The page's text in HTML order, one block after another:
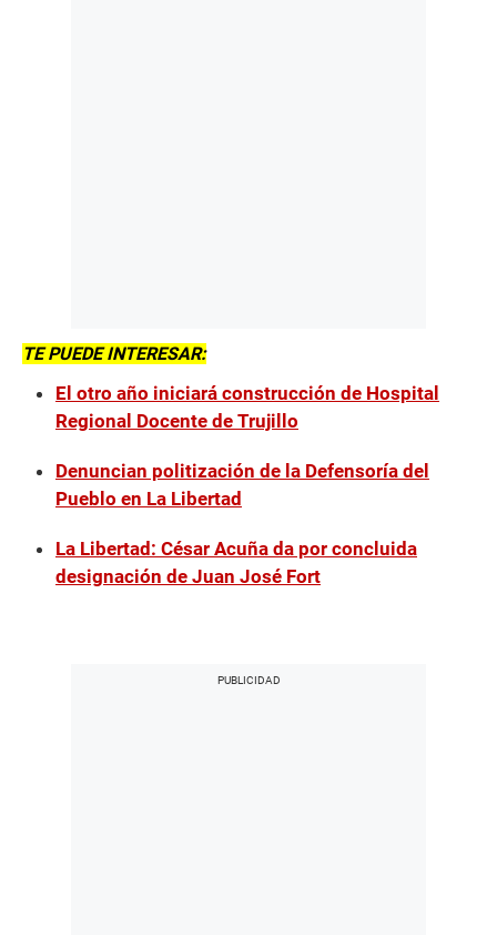
TE PUEDE INTERESAR:
El otro año iniciará construcción de Hospital
Regional Docente de Trujillo
Denuncian politización de la Defensoría del
Pueblo en La Libertad
La Libertad: César Acuña da por concluida
designación de Juan José Fort